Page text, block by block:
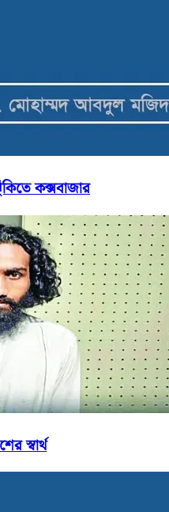
কক্সবাজার
স্বার্থ